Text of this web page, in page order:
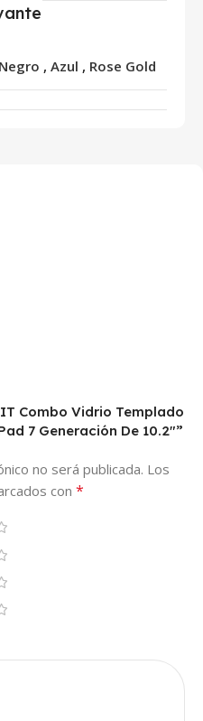
Negro , Azul , Rose Gold
Combo Vidrio Templado
7 Generación De 10.2″”
no será publicada. Los
con *